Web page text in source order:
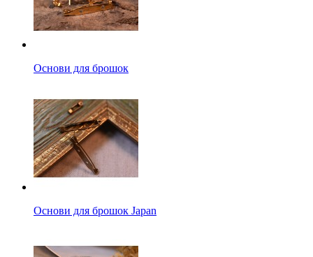
Основи для брошок
Основи для брошок Japan